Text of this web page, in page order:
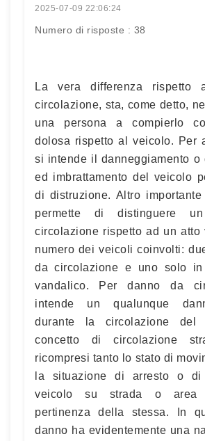
2025-07-09 22:06:24
Numero di risposte : 38
La vera differenza rispetto
circolazione, sta, come detto,
una persona a compierlo
dolosa rispetto al veicolo. Per
si intende il danneggiamento o
ed imbrattamento del veicolo
di distruzione. Altro
permette di distinguere
circolazione rispetto ad un atto
numero dei veicoli coinvolti:
da circolazione e uno solo
vandalico. Per danno da
intende un qualunque
durante la circolazione del
concetto di circolazione
ricompresi tanto lo stato di
la situazione di arresto o
veicolo su strada o area
pertinenza della stessa. In
danno ha evidentemente una